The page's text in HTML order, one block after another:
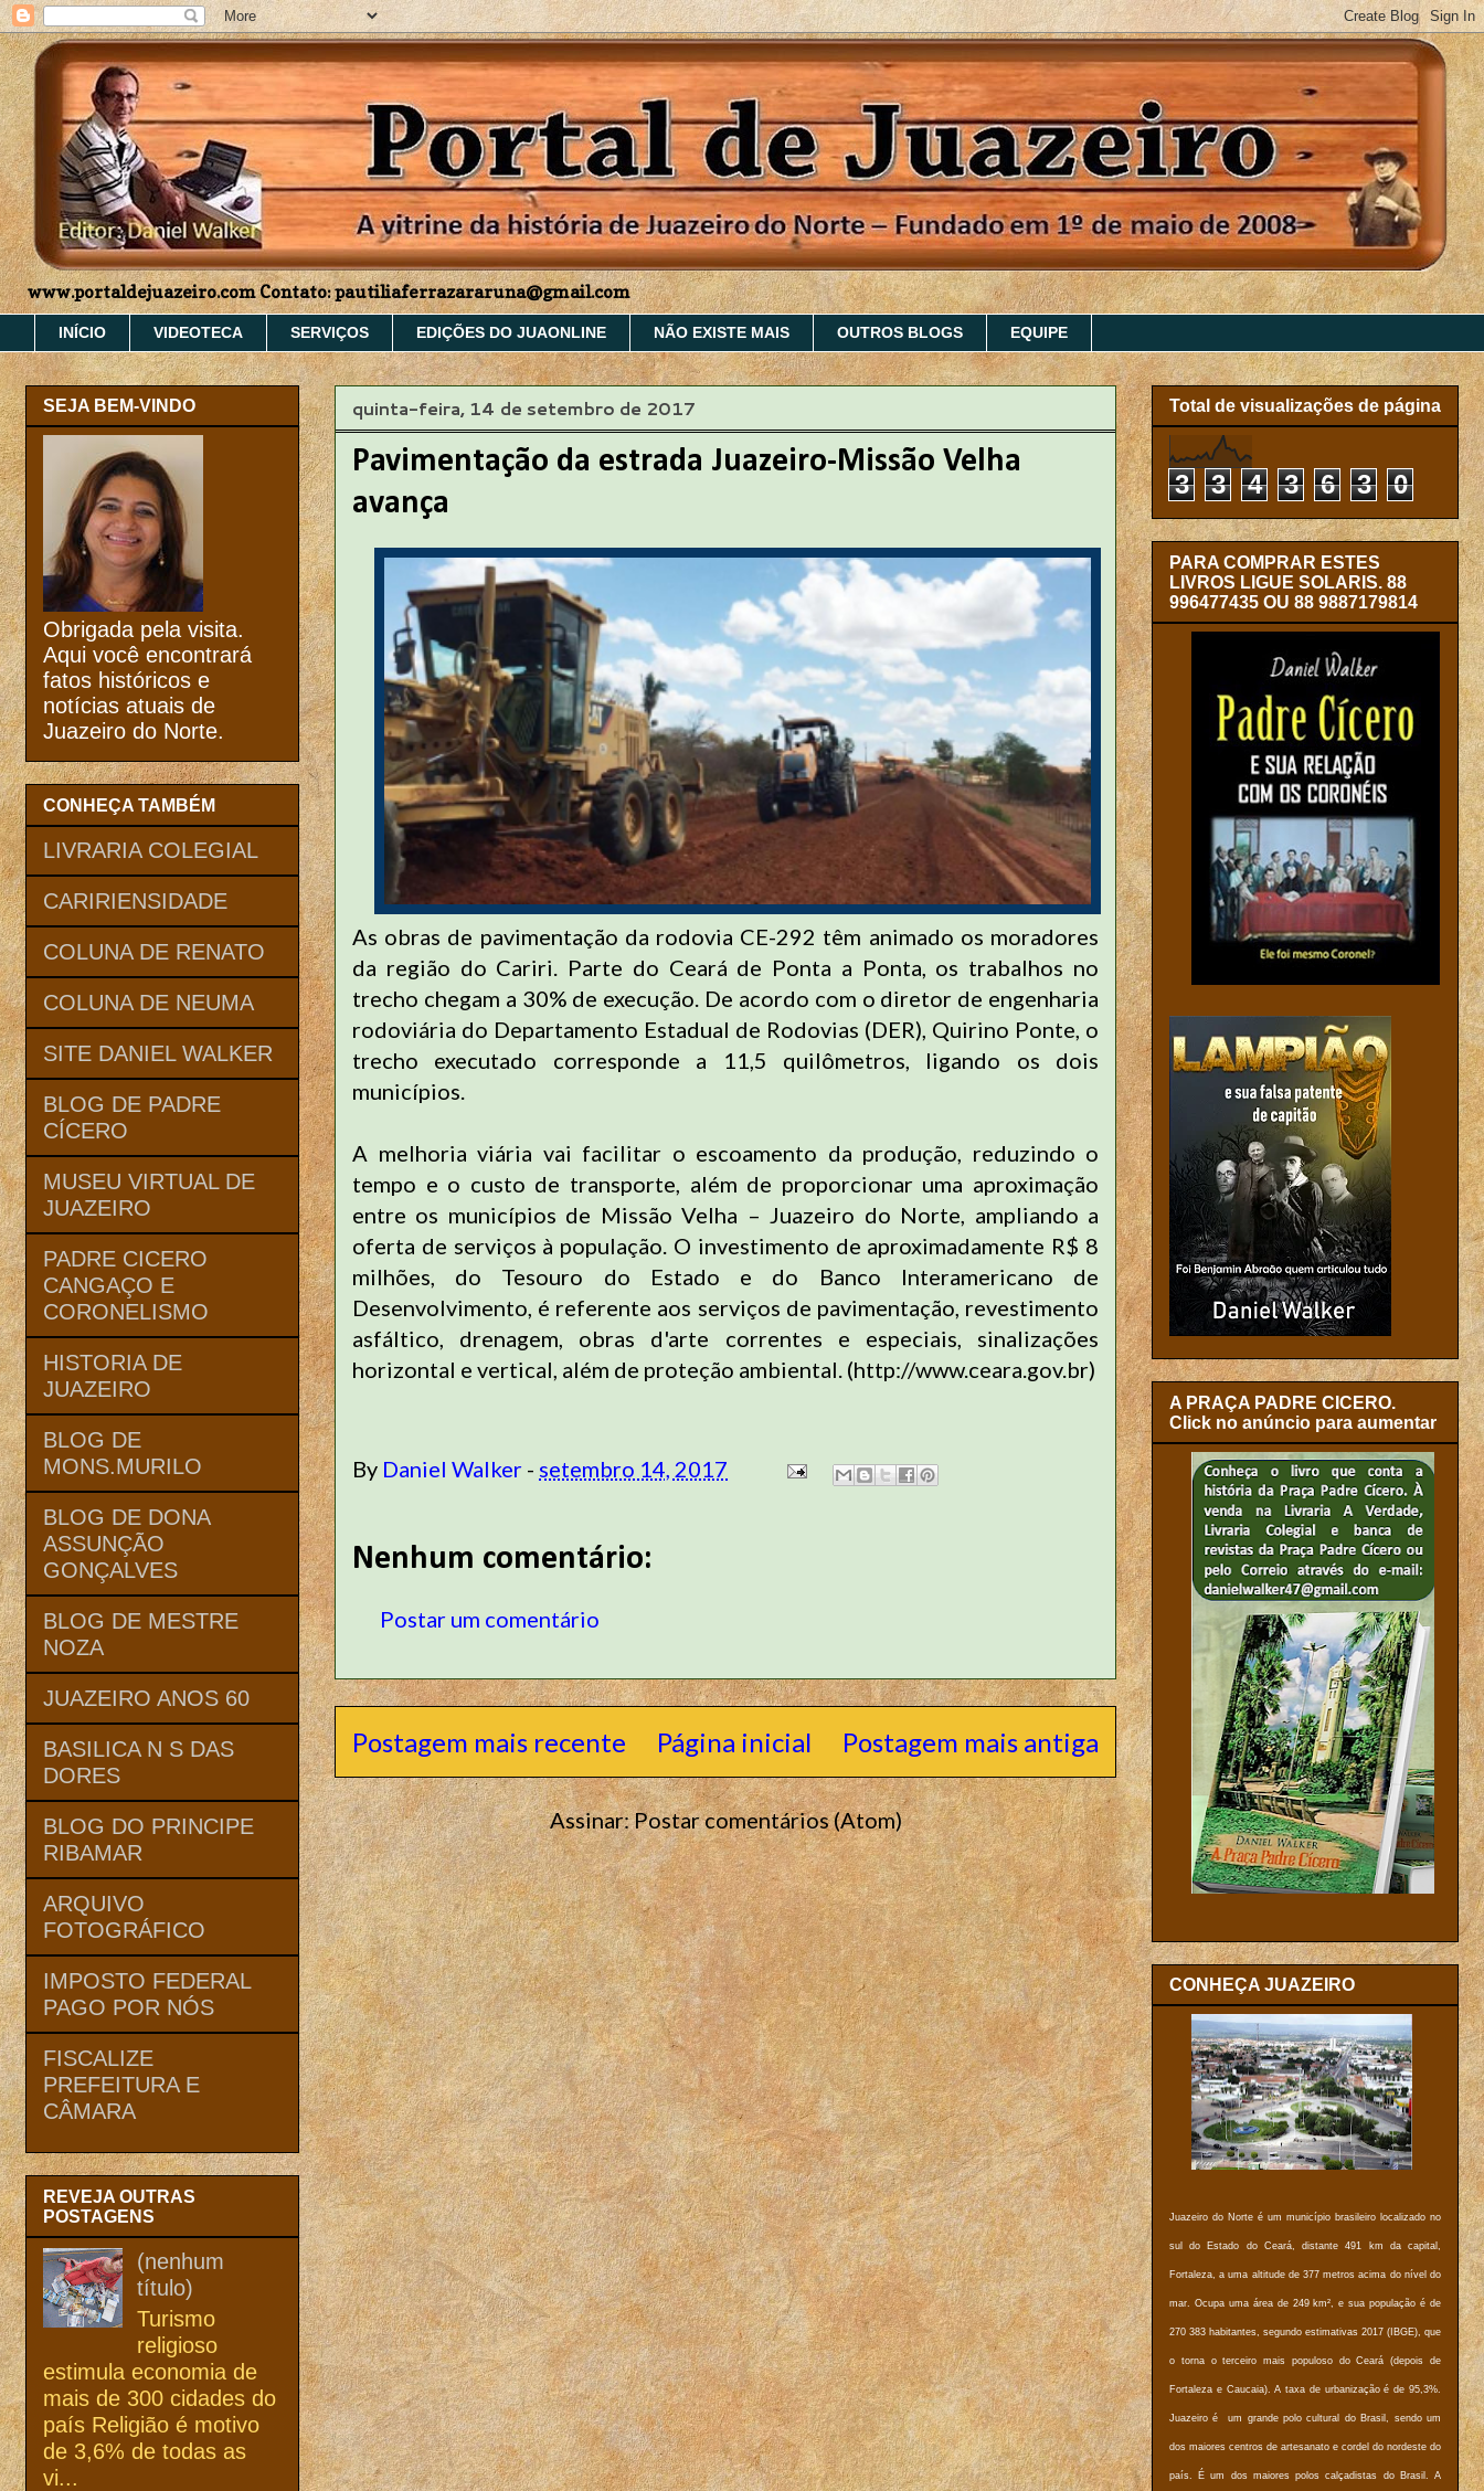
www.portaldejuazeiro.com Contato: pautiliaferrazararuna@gmail.com
INÍCIO VIDEOTECA SERVIÇOS EDIÇÕES DO JUAONLINE NÃO EXISTE MAIS OUTROS BLOGS EQUIPE
quinta-feira, 14 de setembro de 2017
Pavimentação da estrada Juazeiro-Missão Velha
avança
As obras de pavimentação da rodovia CE-292 têm animado os moradores
da região do Cariri. Parte do Ceará de Ponta a Ponta, os trabalhos no
trecho chegam a 30% de execução. De acordo com o diretor de engenharia
rodoviária do Departamento Estadual de Rodovias (DER), Quirino Ponte, o
trecho executado corresponde a 11,5 quilômetros, ligando os dois
municípios.
A melhoria viária vai facilitar o escoamento da produção, reduzindo o
tempo e o custo de transporte, além de proporcionar uma aproximação
entre os municípios de Missão Velha – Juazeiro do Norte, ampliando a
oferta de serviços à população. O investimento de aproximadamente R$ 8
milhões, do Tesouro do Estado e do Banco Interamericano de
Desenvolvimento, é referente aos serviços de pavimentação, revestimento
asfáltico, drenagem, obras d'arte correntes e especiais, sinalizações
horizontal e vertical, além de proteção ambiental. (http://www.ceara.gov.br)
By Daniel Walker - setembro 14, 2017
Nenhum comentário:
Postar um comentário
Postagem mais recente Postagem mais antiga
Página inicial
Assinar:Postar comentários (Atom)
SEJA BEM-VINDO
Obrigada pela visita.
Aqui você encontrará
fatos históricos e
notícias atuais de
Juazeiro do Norte.
CONHEÇA TAMBÉM
LIVRARIA COLEGIAL
CARIRIENSIDADE
COLUNA DE RENATO
COLUNA DE NEUMA
SITE DANIEL WALKER
BLOG DE PADRE
CÍCERO
MUSEU VIRTUAL DE
JUAZEIRO
PADRE CICERO
CANGAÇO E
CORONELISMO
HISTORIA DE
JUAZEIRO
BLOG DE
MONS.MURILO
BLOG DE DONA
ASSUNÇÃO
GONÇALVES
BLOG DE MESTRE
NOZA
JUAZEIRO ANOS 60
BASILICA N S DAS
DORES
BLOG DO PRINCIPE
RIBAMAR
ARQUIVO
FOTOGRÁFICO
IMPOSTO FEDERAL
PAGO POR NÓS
FISCALIZE
PREFEITURA E
CÂMARA
REVEJA OUTRAS
POSTAGENS
(nenhum
título)
Turismo
religioso
estimula economia de
mais de 300 cidades do
país Religião é motivo
de 3,6% de todas as
vi...
Total de visualizações de página
3 3 4 3 6 3 0
PARA COMPRAR ESTES
LIVROS LIGUE SOLARIS. 88
996477435 OU 88 9887179814
A PRAÇA PADRE CICERO.
Click no anúncio para aumentar
CONHEÇA JUAZEIRO
Juazeiro do Norte é um município brasileiro localizado no
sul do Estado do Ceará, distante 491 km da capital,
Fortaleza, a uma altitude de 377 metros acima do nível do
mar. Ocupa uma área de 249 km², e sua população é de
270 383 habitantes, segundo estimativas 2017 (IBGE), que
o torna o terceiro mais populoso do Ceará (depois de
Fortaleza e Caucaia). A taxa de urbanização é de 95,3%.
Juazeiro é um grande polo cultural do Brasil, sendo um
dos maiores centros de artesanato e cordel do nordeste do
país. É um dos maiores polos calçadistas do Brasil. A